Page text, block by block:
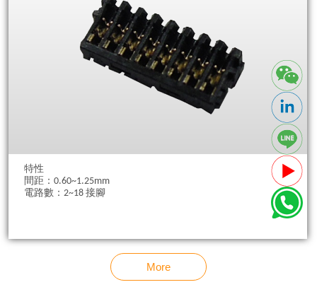
特性
間距：0.60~1.25mm
電路數：2~18 接腳
More